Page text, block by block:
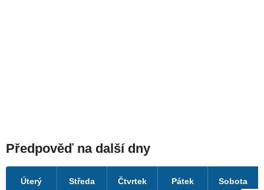
Předpověď na další dny
Úterý Středa Čtvrtek Pátek Sobota